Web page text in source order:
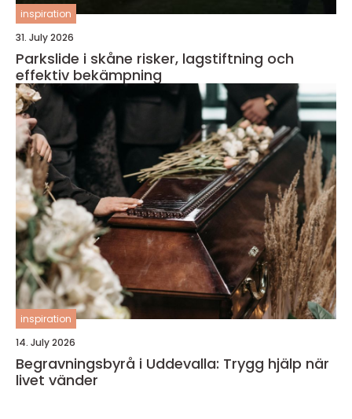
inspiration
31. July 2026
Parkslide i skåne risker, lagstiftning och
effektiv bekämpning
inspiration
14. July 2026
Begravningsbyrå i Uddevalla: Trygg hjälp när
livet vänder